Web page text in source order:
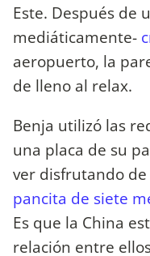
Este. Después de
mediáticamente-
aeropuerto, la
de lleno al relax.
Benja utilizó las
una placa de su
ver disfrutando
pancita de siete
Es que la China
relación entre